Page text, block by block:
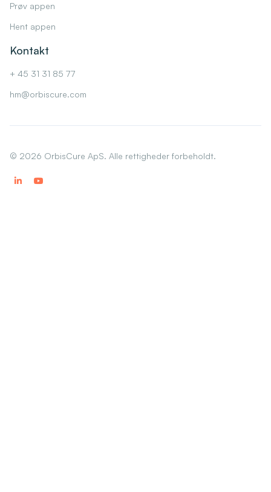
Prøv appen
Hent appen
Kontakt
+ 45 31 31 85 77
hm@orbiscure.com
© 2026 OrbisCure ApS. Alle rettigheder forbeholdt.
 